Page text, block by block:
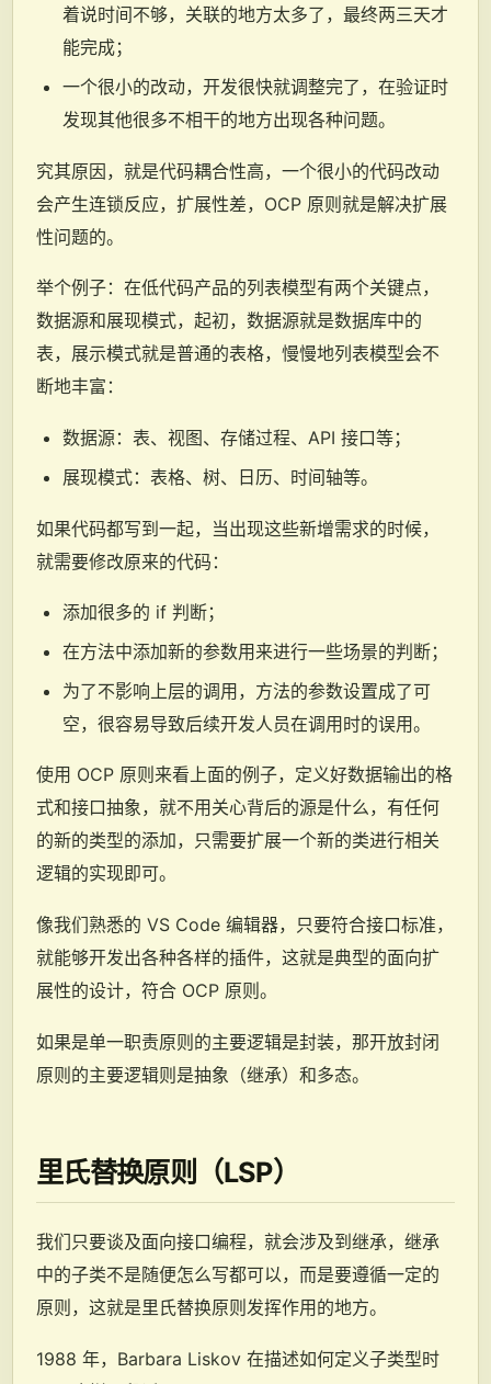
着说时间不够，关联的地方太多了，最终两三天才
能完成；
一个很小的改动，开发很快就调整完了，在验证时
发现其他很多不相干的地方出现各种问题。
究其原因，就是代码耦合性高，一个很小的代码改动
会产生连锁反应，扩展性差，OCP 原则就是解决扩展
性问题的。
举个例子：在低代码产品的列表模型有两个关键点，
数据源和展现模式，起初，数据源就是数据库中的
表，展示模式就是普通的表格，慢慢地列表模型会不
断地丰富：
数据源：表、视图、存储过程、API 接口等；
展现模式：表格、树、日历、时间轴等。
如果代码都写到一起，当出现这些新增需求的时候，
就需要修改原来的代码：
添加很多的 if 判断；
在方法中添加新的参数用来进行一些场景的判断；
为了不影响上层的调用，方法的参数设置成了可
空，很容易导致后续开发人员在调用时的误用。
使用 OCP 原则来看上面的例子，定义好数据输出的格
式和接口抽象，就不用关心背后的源是什么，有任何
的新的类型的添加，只需要扩展一个新的类进行相关
逻辑的实现即可。
像我们熟悉的 VS Code 编辑器，只要符合接口标准，
就能够开发出各种各样的插件，这就是典型的面向扩
展性的设计，符合 OCP 原则。
如果是单一职责原则的主要逻辑是封装，那开放封闭
原则的主要逻辑则是抽象（继承）和多态。
里氏替换原则（LSP）
我们只要谈及面向接口编程，就会涉及到继承，继承
中的子类不是随便怎么写都可以，而是要遵循一定的
原则，这就是里氏替换原则发挥作用的地方。
1988 年，Barbara Liskov 在描述如何定义子类型时